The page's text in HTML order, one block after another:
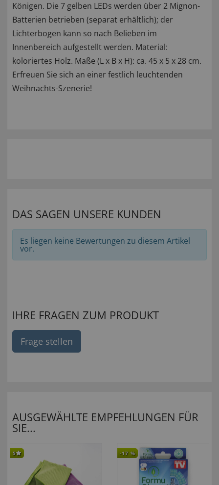
Königen. Die 7 gelben LEDs werden über 2 Mignon-
Batterien betrieben (separat erhältlich); der
Lichterbogen kann so nach Belieben im
Innenbereich aufgestellt werden. Material:
koloriertes Holz. Maße (L x B x H): ca. 45 x 5 x 28 cm.
Erfreuen Sie sich an einer festlich leuchtenden
Weihnachts-Szenerie!
DAS SAGEN UNSERE KUNDEN
Es liegen keine Bewertungen zu diesem Artikel
vor.
IHRE FRAGEN ZUM PRODUKT
Frage stellen
AUSGEWÄHLTE EMPFEHLUNGEN FÜR
SIE...
5 -17 %